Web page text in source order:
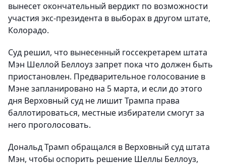
вынесет окончательный вердикт по возможности
участия экс-президента в выборах в другом штате,
Колорадо.
Суд решил, что вынесенный госсекретарем штата
Мэн Шеллой Беллоуз запрет пока что должен быть
приостановлен. Предварительное голосование в
Мэне запланировано на 5 марта, и если до этого
дня Верховный суд не лишит Трампа права
баллотироваться, местные избиратели смогут за
него проголосовать.
Дональд Трамп обращался в Верховный суд штата
Мэн, чтобы оспорить решение Шеллы Беллоуз,